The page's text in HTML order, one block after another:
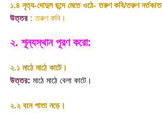
১.৪ নৃত্য-দোদুল ছন্দে মেতে ওঠে- তরুণ কবি/তরুণ
উত্তর : তরুণ কবি ।
২. শূন্যস্থান পূরণ করো:
২.১ মাঠে মাঠে কাটে।
উত্তর: মাঠে মাঠে বেলা কাটে ।
২.২ বনে পাতা নড়ে।